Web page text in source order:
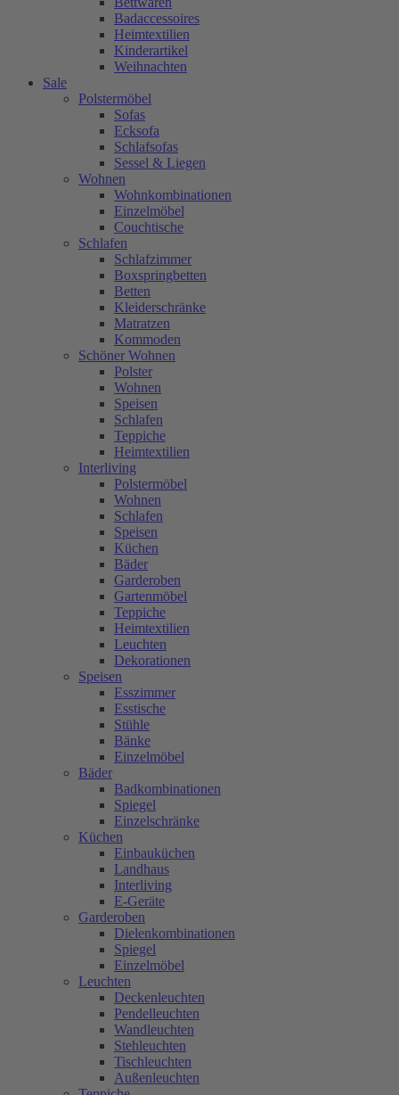
Badaccessoires
Heimtextilien
Kinderartikel
Weihnachten
Sale
Polstermöbel
Sofas
Ecksofa
Schlafsofas
Sessel & Liegen
Wohnen
Wohnkombinationen
Einzelmöbel
Couchtische
Schlafen
Schlafzimmer
Boxspringbetten
Betten
Kleiderschränke
Matratzen
Kommoden
Schöner Wohnen
Polster
Wohnen
Speisen
Schlafen
Teppiche
Heimtextilien
Interliving
Polstermöbel
Wohnen
Schlafen
Speisen
Küchen
Bäder
Garderoben
Gartenmöbel
Teppiche
Heimtextilien
Leuchten
Dekorationen
Speisen
Esszimmer
Esstische
Stühle
Bänke
Einzelmöbel
Bäder
Badkombinationen
Spiegel
Einzelschränke
Küchen
Einbauküchen
Landhaus
Interliving
E-Geräte
Garderoben
Dielenkombinationen
Spiegel
Einzelmöbel
Leuchten
Deckenleuchten
Pendelleuchten
Wandleuchten
Stehleuchten
Tischleuchten
Außenleuchten